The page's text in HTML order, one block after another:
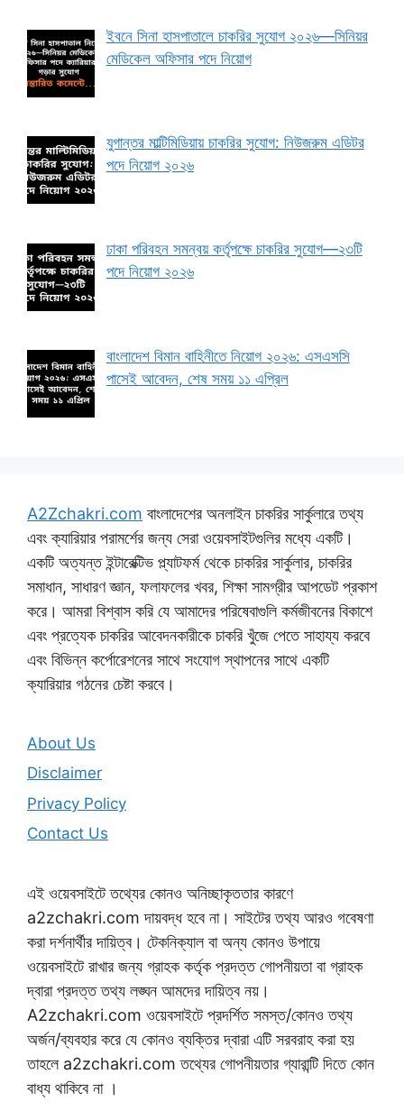
ইবনে সিনা হাসপাতালে চাকরির সুযোগ ২০২৬—সিনিয়র
মেডিকেল অফিসার পদে নিয়োগ
যুগান্তর মাল্টিমিডিয়ায় চাকরির সুযোগ: নিউজরুম এডিটর
পদে নিয়োগ ২০২৬
ঢাকা পরিবহন সমন্বয় কর্তৃপক্ষে চাকরির সুযোগ—২৩টি
পদে নিয়োগ ২০২৬
বাংলাদেশ বিমান বাহিনীতে নিয়োগ ২০২৬: এসএসসি
পাসেই আবেদন, শেষ সময় ১১ এপ্রিল
A2Zchakri.com বাংলাদেশের অনলাইন চাকরির সার্কুলারে তথ্য
এবং ক্যারিয়ার পরামর্শের জন্য সেরা ওয়েবসাইটগুলির মধ্যে একটি।
একটি অত্যন্ত ইন্টারেক্টিভ প্ল্যাটফর্ম থেকে চাকরির সার্কুলার, চাকরির
সমাধান, সাধারণ জ্ঞান, ফলাফলের খবর, শিক্ষা সামগ্রীর আপডেট প্রকাশ
করে। আমরা বিশ্বাস করি যে আমাদের পরিষেবাগুলি কর্মজীবনের বিকাশে
এবং প্রত্যেক চাকরির আবেদনকারীকে চাকরি খুঁজে পেতে সাহায্য করবে
এবং বিভিন্ন কর্পোরেশনের সাথে সংযোগ স্থাপনের সাথে একটি
ক্যারিয়ার গঠনের চেষ্টা করবে।
About Us
Disclaimer
Privacy Policy
Contact Us
এই ওয়েবসাইটে তথ্যের কোনও অনিচ্ছাকৃততার কারণে
a2zchakri.com দায়বদ্ধ হবে না। সাইটের তথ্য আরও গবেষণা
করা দর্শনার্থীর দায়িত্ব। টেকনিক্যাল বা অন্য কোনও উপায়ে
ওয়েবসাইটে রাখার জন্য গ্রাহক কর্তৃক প্রদত্ত গোপনীয়তা বা গ্রাহক
দ্বারা প্রদত্ত তথ্য লঙ্ঘন আমদের দায়িত্ব নয়।
A2zchakri.com ওয়েবসাইটে প্রদর্শিত সমস্ত/কোনও তথ্য
অর্জন/ব্যবহার করে যে কোনও ব্যক্তির দ্বারা এটি সরবরাহ করা হয়
তাহলে a2zchakri.com তথ্যের গোপনীয়তার গ্যারান্টি দিতে কোন
বাধ্য থাকিবে না ।